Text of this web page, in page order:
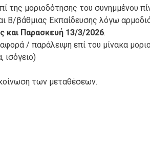
μοριοδότησης του συνημμένου
Β/βάθμιας Εκπαίδευσης λόγω
και Παρασκευή 13/3/2026.
/ παράλειψη επί του μίνακα
των μεταθέσεων.